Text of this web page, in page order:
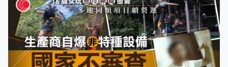
問模型排名僅次於Anthropic的產品，阿里巴巴計劃在下周
起開放模型權重予大眾下載。